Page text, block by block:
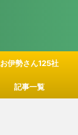
お伊勢さん125社
記事一覧